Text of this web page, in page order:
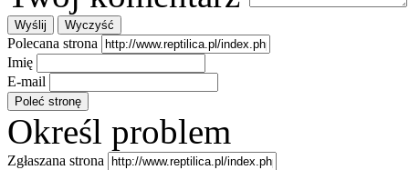
Polecana strona
Imię
E-mail
Określ problem
Zgłaszana strona